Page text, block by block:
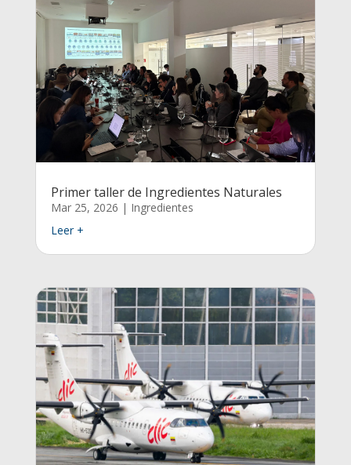
Primer taller de Ingredientes Naturales
Mar 25, 2026 | Ingredientes
Leer +